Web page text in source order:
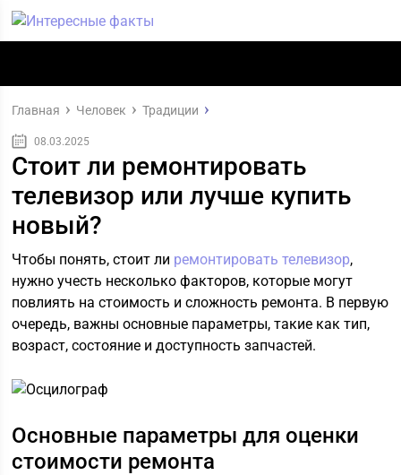
Главная Человек Традиции
08.03.2025
Стоит ли ремонтировать
телевизор или лучше купить
новый?
Чтобы понять, стоит ли ремонтировать телевизор,
нужно учесть несколько факторов, которые могут
повлиять на стоимость и сложность ремонта. В первую
очередь, важны основные параметры, такие как тип,
возраст, состояние и доступность запчастей.
Основные параметры для оценки
стоимости ремонта